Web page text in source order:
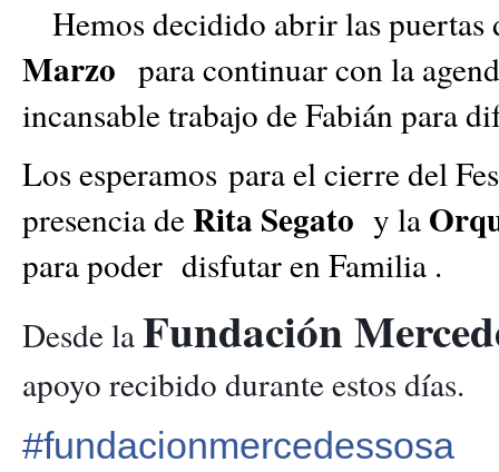
Hemos decidido abrir las puertas
Marzo para continuar con la
incansable trabajo de Fabián para
Los esperamos para el cierre del
presencia deRita Segato y la
para poder disfutar en Familia .
Desde laFundación
apoyo recibido durante estos días.
#fundacionmercedessosa